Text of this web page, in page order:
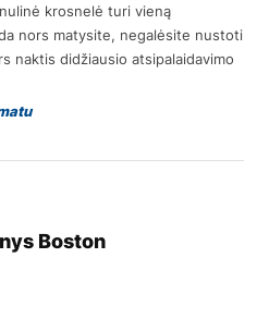
krosnelė turi vieną
nors matysite, negalėsite nustoti
naktis didžiausio atsipalaidavimo
Boston